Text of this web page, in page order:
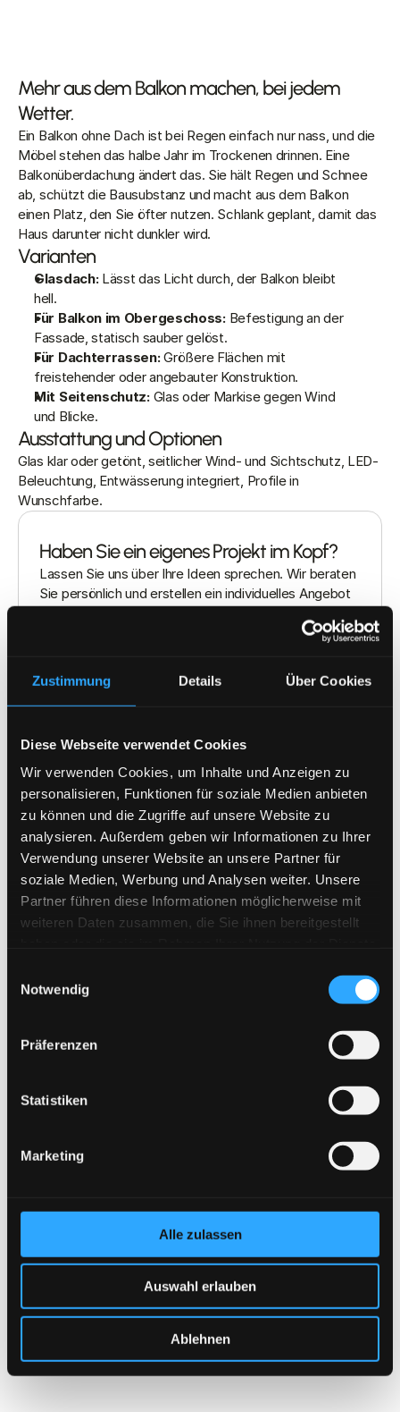
Zustimmung Details Über Cookies
Diese Webseite verwendet Cookies
Wir verwenden Cookies, um Inhalte und Anzeigen zu
personalisieren, Funktionen für soziale Medien anbieten
zu können und die Zugriffe auf unsere Website zu
analysieren. Außerdem geben wir Informationen zu Ihrer
Verwendung unserer Website an unsere Partner für
soziale Medien, Werbung und Analysen weiter. Unsere
Partner führen diese Informationen möglicherweise mit
weiteren Daten zusammen, die Sie ihnen bereitgestellt
Notwendig
Präferenzen
Statistiken
Marketing
Alle zulassen
Auswahl erlauben
Ablehnen
Mehr aus dem Balkon machen, bei jedem
Wetter.
Ein Balkon ohne Dach ist bei Regen einfach nur nass, und die
Möbel stehen das halbe Jahr im Trockenen drinnen. Eine
Balkonüberdachung ändert das. Sie hält Regen und Schnee
ab, schützt die Bausubstanz und macht aus dem Balkon
einen Platz, den Sie öfter nutzen. Schlank geplant, damit das
Haus darunter nicht dunkler wird.
Varianten
Glasdach: Lässt das Licht durch, der Balkon bleibt
hell.
Für Balkon im Obergeschoss: Befestigung an der
Fassade, statisch sauber gelöst.
Für Dachterrassen: Größere Flächen mit
freistehender oder angebauter Konstruktion.
Mit Seitenschutz: Glas oder Markise gegen Wind
und Blicke.
Ausstattung und Optionen
Glas klar oder getönt, seitlicher Wind- und Sichtschutz, LED-
Beleuchtung, Entwässerung integriert, Profile in
Wunschfarbe.
Haben Sie ein eigenes Projekt im Kopf?
Lassen Sie uns über Ihre Ideen sprechen. Wir beraten
Sie persönlich und erstellen ein individuelles Angebot
Warum Harmes
Wir lösen die Befestigung am
Obergeschoss sauber und sicher.